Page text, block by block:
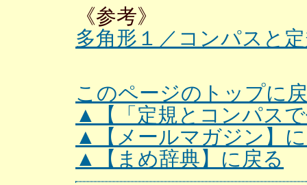
《参考》
多角形１／コンパスと
このページのトップに
▲【「定規とコンパス
▲【メールマガジン】
▲【まめ辞典】に戻る